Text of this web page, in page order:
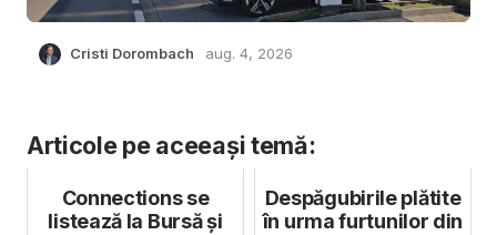
Cristi Dorombach aug. 4, 2026
Articole pe aceeași temă:
Connections se
listează la Bursă și
Despăgubirile plătite
în urma furtunilor din